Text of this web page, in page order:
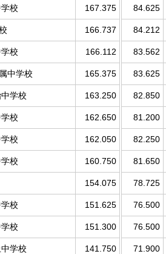
校 167.375 84.625
166.737 84.212
校 166.112 83.562
中学校 165.375 83.625
学校 163.250 82.850
校 162.650 81.200
校 162.050 82.250
校 160.750 81.650
154.075 78.725
校 151.625 76.500
校 151.300 76.500
学校 141.750 71.900